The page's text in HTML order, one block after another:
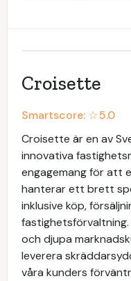
Croisette
Smartscore: ☆5.0
Croisette är en av
innovativa
engagemang för att
hanterar ett brett
inklusive köp,
och djupa
leverera
våra kunders